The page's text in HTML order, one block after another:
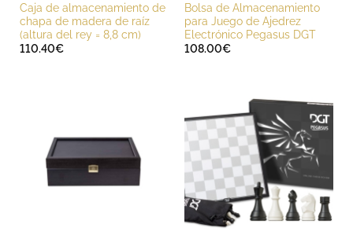
Caja de almacenamiento de
chapa de madera de raíz
(altura del rey = 8,8 cm)
110.40€
Bolsa de Almacenamiento
para Juego de Ajedrez
Electrónico Pegasus DGT
108.00€